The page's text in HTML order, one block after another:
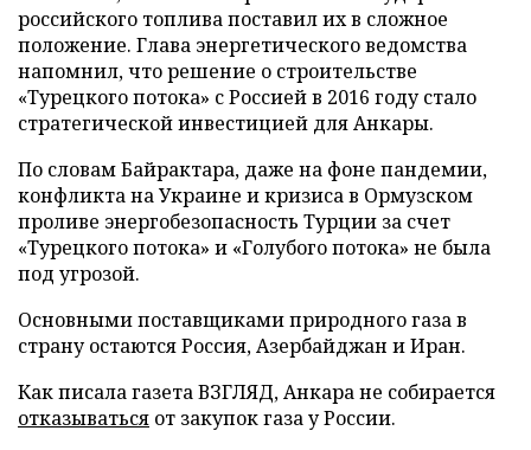
российского топлива поставил их в сложное
положение. Глава энергетического ведомства
напомнил, что решение о строительстве
«Турецкого потока» с Россией в 2016 году стало
стратегической инвестицией для Анкары.
По словам Байрактара, даже на фоне пандемии,
конфликта на Украине и кризиса в Ормузском
проливе энергобезопасность Турции за счет
«Турецкого потока» и «Голубого потока» не была
под угрозой.
Основными поставщиками природного газа в
страну остаются Россия, Азербайджан и Иран.
Как писала газета ВЗГЛЯД, Анкара не собирается
отказываться от закупок газа у России.